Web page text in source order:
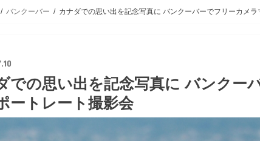
バンクーバー カナダでの思い出を記念写真に バンクーバーでフリーカメ
での思い出を記念写真に バンクー
ートレート撮影会